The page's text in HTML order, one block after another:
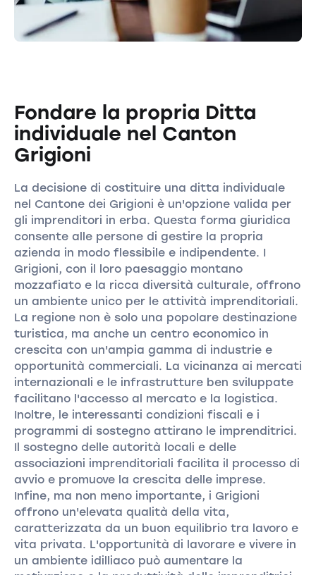
Fondare la propria Ditta
individuale nel Canton
Grigioni
La decisione di costituire una ditta individuale
nel Cantone dei Grigioni è un'opzione valida per
gli imprenditori in erba. Questa forma giuridica
consente alle persone di gestire la propria
azienda in modo flessibile e indipendente. I
Grigioni, con il loro paesaggio montano
mozzafiato e la ricca diversità culturale, offrono
un ambiente unico per le attività imprenditoriali.
La regione non è solo una popolare destinazione
turistica, ma anche un centro economico in
crescita con un'ampia gamma di industrie e
opportunità commerciali. La vicinanza ai mercati
internazionali e le infrastrutture ben sviluppate
facilitano l'accesso al mercato e la logistica.
Inoltre, le interessanti condizioni fiscali e i
programmi di sostegno attirano le imprenditrici.
Il sostegno delle autorità locali e delle
associazioni imprenditoriali facilita il processo di
avvio e promuove la crescita delle imprese.
Infine, ma non meno importante, i Grigioni
offrono un'elevata qualità della vita,
caratterizzata da un buon equilibrio tra lavoro e
vita privata. L'opportunità di lavorare e vivere in
un ambiente idilliaco può aumentare la